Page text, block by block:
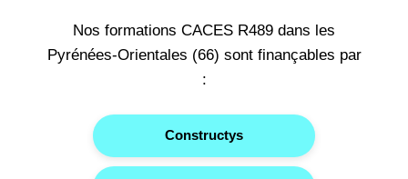
Nos formations CACES R489 dans les
Pyrénées-Orientales (66) sont finançables par
:
Constructys